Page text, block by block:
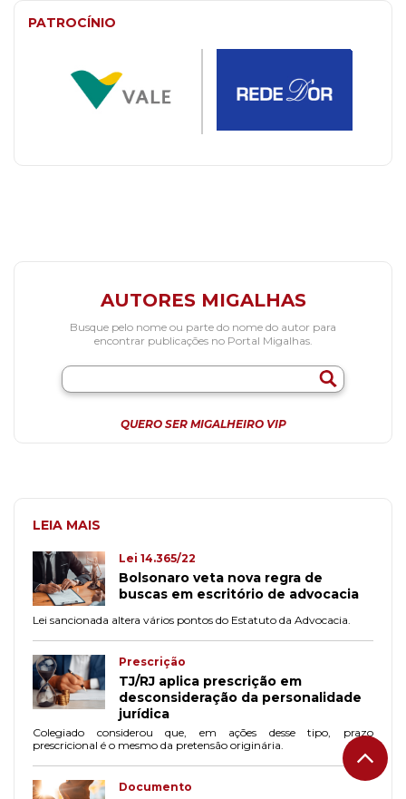
PATROCÍNIO
AUTORES MIGALHAS
Busque pelo nome ou parte do nome do autor para
encontrar publicações no Portal Migalhas.
QUERO SER MIGALHEIRO VIP
LEIA MAIS
Lei 14.365/22
Bolsonaro veta nova regra de
buscas em escritório de advocacia
Lei sancionada altera vários pontos do Estatuto da Advocacia.
Prescrição
TJ/RJ aplica prescrição em
desconsideração da personalidade
jurídica
Colegiado considerou que, em ações desse tipo, prazo
prescricional é o mesmo da pretensão originária.
Documento